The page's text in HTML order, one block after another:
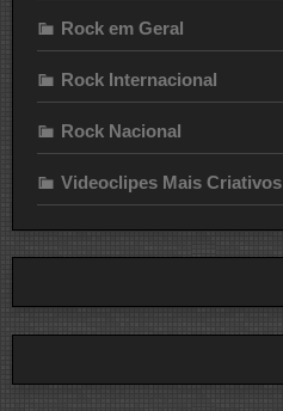
Rock em Geral
Rock Internacional
Rock Nacional
Videoclipes Mais Criativos